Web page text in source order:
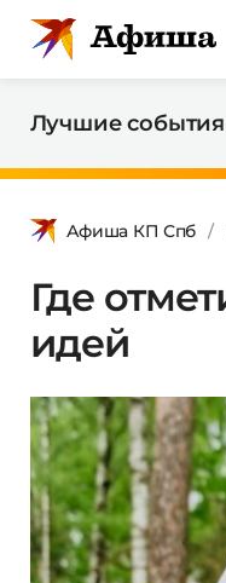
Лучшие
Афиша КП Спб
Где
идей